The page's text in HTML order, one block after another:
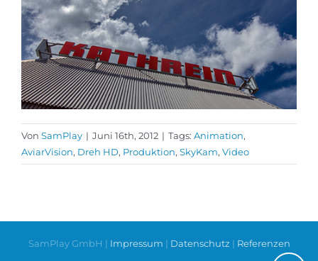
Von SamPlay | Juni 16th, 2012 | Tags: Animation,
AviarVision, Dreh HD, Produktion, SkyKam, Video
SamPlay GmbH | Impressum | Datenschutz | Referenzen